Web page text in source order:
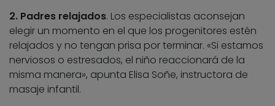
2. Padres relajados. Los especialistas aconsejan
elegir un momento en el que los progenitores estén
relajados y no tengan prisa por terminar. «Si estamos
nerviosos o estresados, el niño reaccionará de la
misma manera», apunta Elisa Soñe, instructora de
masaje infantil.